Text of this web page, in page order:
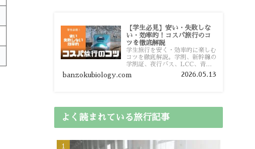
【学生必見】安い・失敗しな
い・効率的！コスパ旅行のコ
ツを徹底解説
学生旅行を安く・効率的に楽しむ
コツを徹底解説。学割、新幹線の
学割証、夜行バス、LCC、青春
18きっぷ、レンタカー割り勘な
ど、学生向けの節約旅行術を詳し
banzokubiology.com 2026.05.13
よく読まれている旅行記事